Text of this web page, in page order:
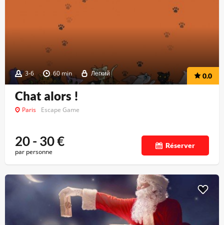
3-6 60 min Легкий 0.0
Chat alors !
Paris Escape Game
20 - 30€
par personne
Réserver